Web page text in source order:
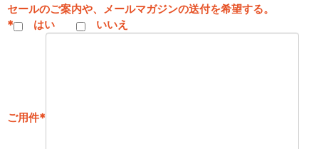
セールのご案内や、メールマガジンの送付を希望する。
*
はい いいえ
ご用件*